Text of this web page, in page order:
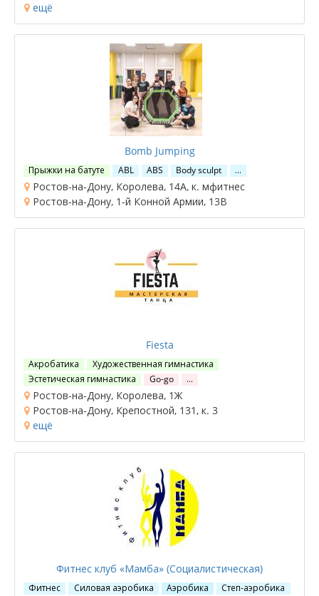
ещё
Bomb Jumping
Прыжки на батуте ABL ABS Body sculpt …
Ростов-на-Дону, Королева, 14А, к. мфитнес
Ростов-на-Дону, 1-й Конной Армии, 13В
Fiesta
Акробатика
Художественная гимнастика
Эстетическая гимнастика
Go-go …
Ростов-на-Дону, Королева, 1Ж
Ростов-на-Дону, Крепостной, 131, к. 3
ещё
Фитнес клуб «Мамба» (Социалистическая)
Фитнес Силовая аэробика Аэробика
Степ-аэробика